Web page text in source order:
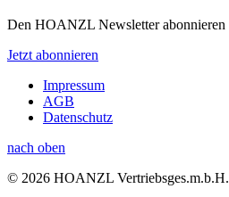
Den HOANZL Newsletter abonnieren
Jetzt abonnieren
Impressum
AGB
Datenschutz
nach oben
© 2026 HOANZL Vertriebsges.m.b.H.